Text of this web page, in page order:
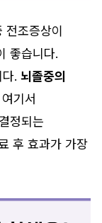
조증상이
좋습니다.
. 뇌졸중의
기서
정되는
후 효과가 가장